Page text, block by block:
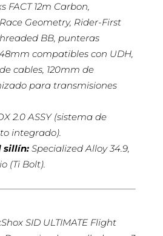
FACT 12m Carbon,
Geometry, Rider-First
BB, punteras
compatibles con UDH,
cables, 120mm de
para transmisiones
2.0 ASSY (sistema de
integrado).
sillín:Specialized Alloy 34.9,
(Ti Bolt).
SID ULTIMATE Flight